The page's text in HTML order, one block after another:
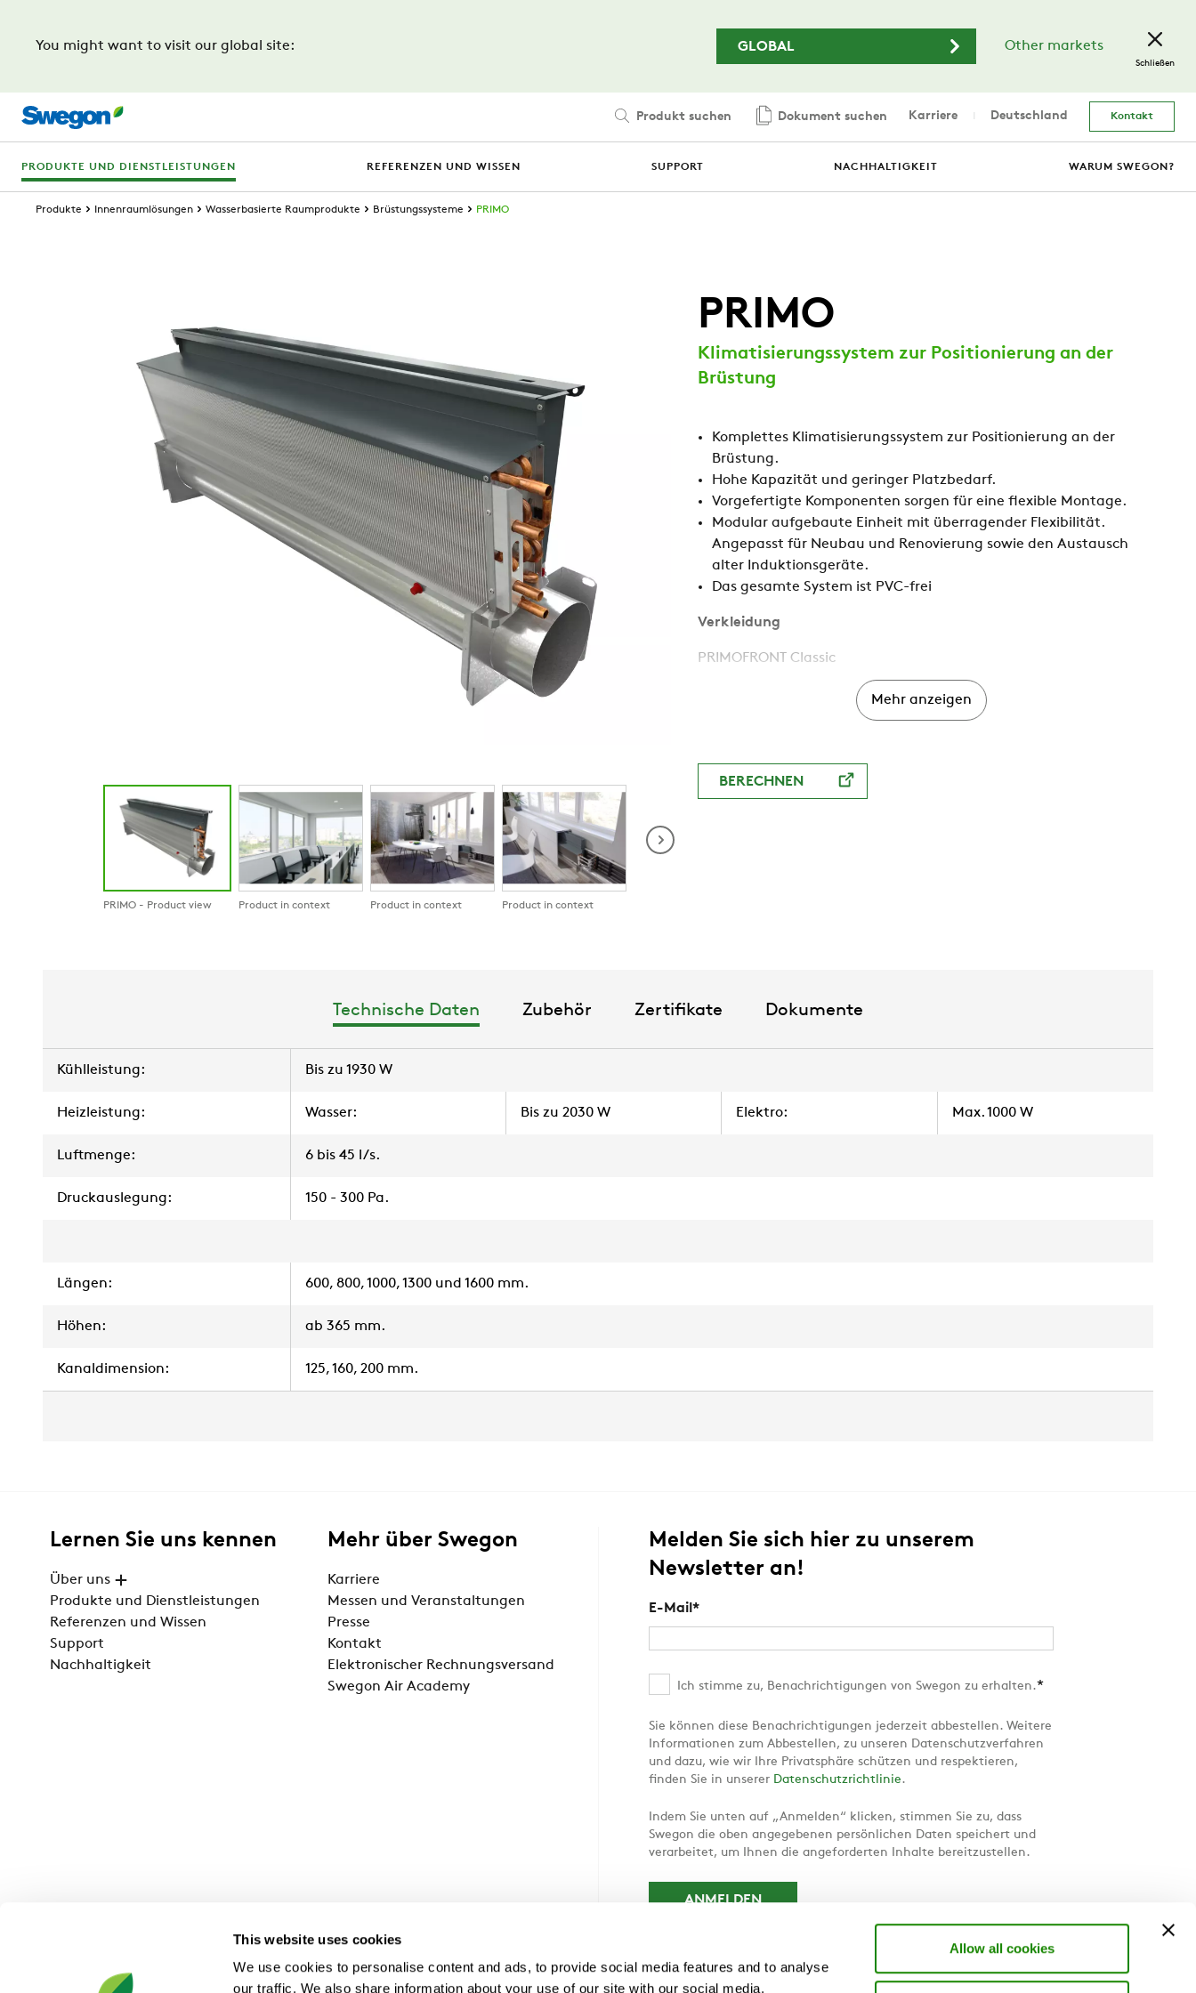
This website uses cookies
We use cookies to personalise content and ads, to provide social media features and to analyse
our traffic. We also share information about your use of our site with our social media,
Allow all cookies
You might want to visit our global site:
GLOBAL Other markets
Schließen
Produkt suchen Dokument suchen Karriere Deutschland Kontakt
PRODUKTE UND DIENSTLEISTUNGEN REFERENZEN UND WISSEN SUPPORT NACHHALTIGKEIT WARUM SWEGON?
Produkte Innenraumlösungen Wasserbasierte Raumprodukte Brüstungssysteme PRIMO
PRIMO - Product view Product in context Product in context Product in context
PRIMO
Klimatisierungssystem zur Positionierung an der
Brüstung
Komplettes Klimatisierungssystem zur Positionierung an der
Brüstung.
Hohe Kapazität und geringer Platzbedarf.
Vorgefertigte Komponenten sorgen für eine flexible Montage.
Modular aufgebaute Einheit mit überragender Flexibilität.
Angepasst für Neubau und Renovierung sowie den Austausch
alter Induktionsgeräte.
Das gesamte System ist PVC-frei
Verkleidung
PRIMOFRONT Classic
Sichtbare Anschlüsse im Kabelkanal
Freie Positionierung von Zwischenwänden
Mehr anzeigen
BERECHNEN
Technische Daten Zubehör Zertifikate Dokumente
Kühlleistung: Bis zu 1930 W
Heizleistung: Wasser: Bis zu 2030 W Elektro: Max. 1000 W
Luftmenge: 6 bis 45 l/s.
Druckauslegung: 150 - 300 Pa.
Längen: 600, 800, 1000, 1300 und 1600 mm.
Höhen: ab 365 mm.
Kanaldimension: 125, 160, 200 mm.
Lernen Sie uns kennen
Über uns
Produkte und Dienstleistungen
Referenzen und Wissen
Support
Nachhaltigkeit
Mehr über Swegon
Karriere
Messen und Veranstaltungen
Presse
Kontakt
Elektronischer Rechnungsversand
Swegon Air Academy
Melden Sie sich hier zu unserem
Newsletter an!
E-Mail *
Ich stimme zu, Benachrichtigungen von Swegon zu erhalten.*
Sie können diese Benachrichtigungen jederzeit abbestellen. Weitere
Informationen zum Abbestellen, zu unseren Datenschutzverfahren
und dazu, wie wir Ihre Privatsphäre schützen und respektieren,
finden Sie in unserer Datenschutzrichtlinie.
Indem Sie unten auf „Anmelden“ klicken, stimmen Sie zu, dass
Swegon die oben angegebenen persönlichen Daten speichert und
verarbeitet, um Ihnen die angeforderten Inhalte bereitzustellen.